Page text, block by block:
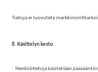
Tietoja ei luovuteta
8. Käsittelyn kesto
· Henkilötietoja käsitellään